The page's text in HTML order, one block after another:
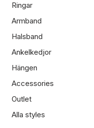
Ringar
Armband
Halsband
Ankelkedjor
Hängen
Accessories
Outlet
Alla styles